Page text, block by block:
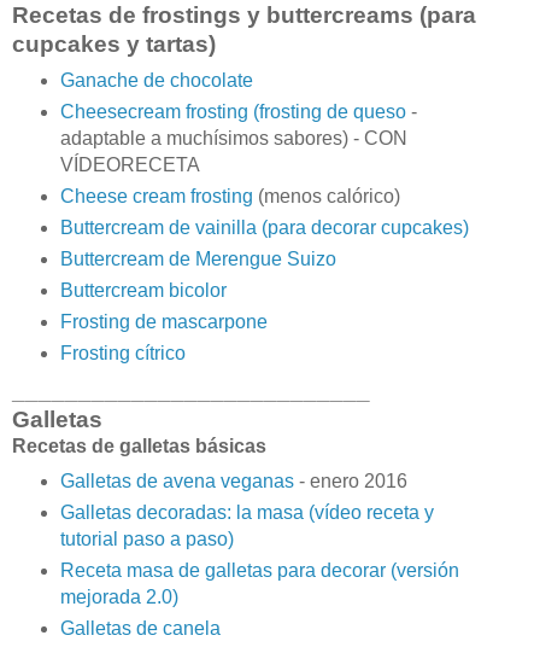
Recetas de frostings y buttercreams (para
cupcakes y tartas)
Ganache de chocolate
Cheesecream frosting (frosting de queso-
adaptable a muchísimos sabores) - CON
VÍDEORECETA
Cheese cream frosting (menos calórico)
Buttercream de vainilla (para decorar cupcakes)
Buttercream de Merengue Suizo
Buttercream bicolor
Frosting de mascarpone
Frosting cítrico
Galletas
Recetas de galletas básicas
Galletas de avena veganas- enero 2016
Galletas decoradas: la masa (vídeo receta y
tutorial paso a paso)
Receta masa de galletas para decorar (versión
mejorada 2.0)
Galletas de canela